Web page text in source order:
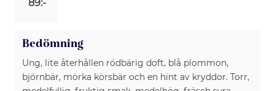
89:-
Bedömning
Ung, lite återhållen rödbärig doft, blå plommon,
björnbär, mörka körsbär och en hint av kryddor. Torr,